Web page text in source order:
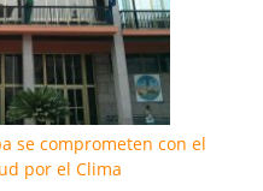
se comprometen con el
por el Clima